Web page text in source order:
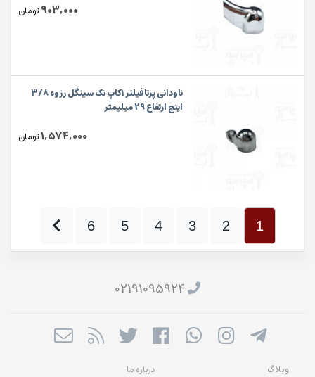
903,000 تومان
ناودانی پرتافیلتر ۱کاپ تک سینگل رزوه ۳/۸
اینچ ارتفاع 29 میلیمتر
1,574,000تومان
1
2
3
4
5
6
02191095924
وبلاگ درباره ما